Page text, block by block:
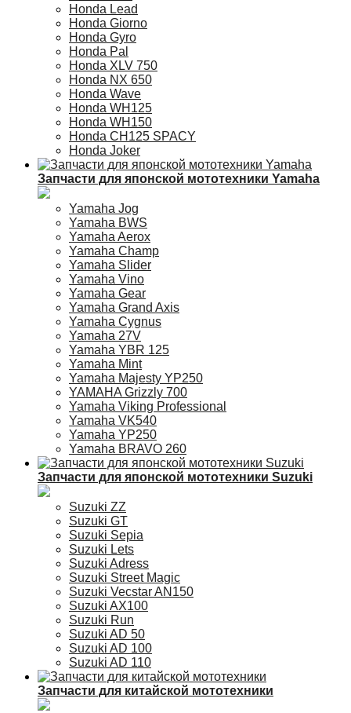
Honda Lead
Honda Giorno
Honda Gyro
Honda Pal
Honda XLV 750
Honda NX 650
Honda Wave
Honda WH125
Honda WH150
Honda CH125 SPACY
Honda Joker
Запчасти для японской мототехники Yamaha
Yamaha Jog
Yamaha BWS
Yamaha Aerox
Yamaha Champ
Yamaha Slider
Yamaha Vino
Yamaha Gear
Yamaha Grand Axis
Yamaha Cygnus
Yamaha 27V
Yamaha YBR 125
Yamaha Mint
Yamaha Majesty YP250
YAMAHA Grizzly 700
Yamaha Viking Professional
Yamaha VK540
Yamaha YP250
Yamaha BRAVO 260
Запчасти для японской мототехники Suzuki
Suzuki ZZ
Suzuki GT
Suzuki Sepia
Suzuki Lets
Suzuki Adress
Suzuki Street Magic
Suzuki Vecstar AN150
Suzuki AX100
Suzuki Run
Suzuki AD 50
Suzuki AD 100
Suzuki AD 110
Запчасти для китайской мототехники